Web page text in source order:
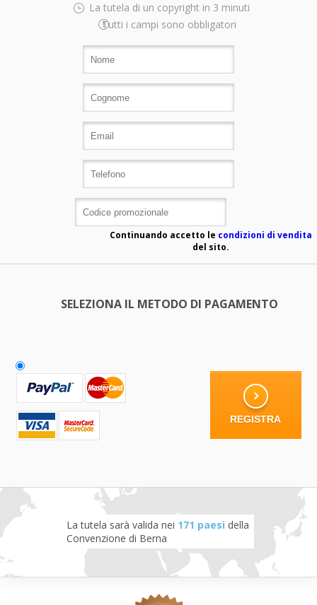
La tutela di un copyright in 3 minuti
Tutti i campi sono obbligatori
Continuando accetto le condizioni di vendita
del sito.
SELEZIONA IL METODO DI PAGAMENTO
La tutela sarà valida nei 171 paesi della
Convenzione di Berna